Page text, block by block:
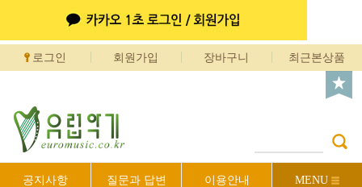
로그인 회원가입 장바구니 최근본상품
공지사항 질문과 답변 이용안내 MENU